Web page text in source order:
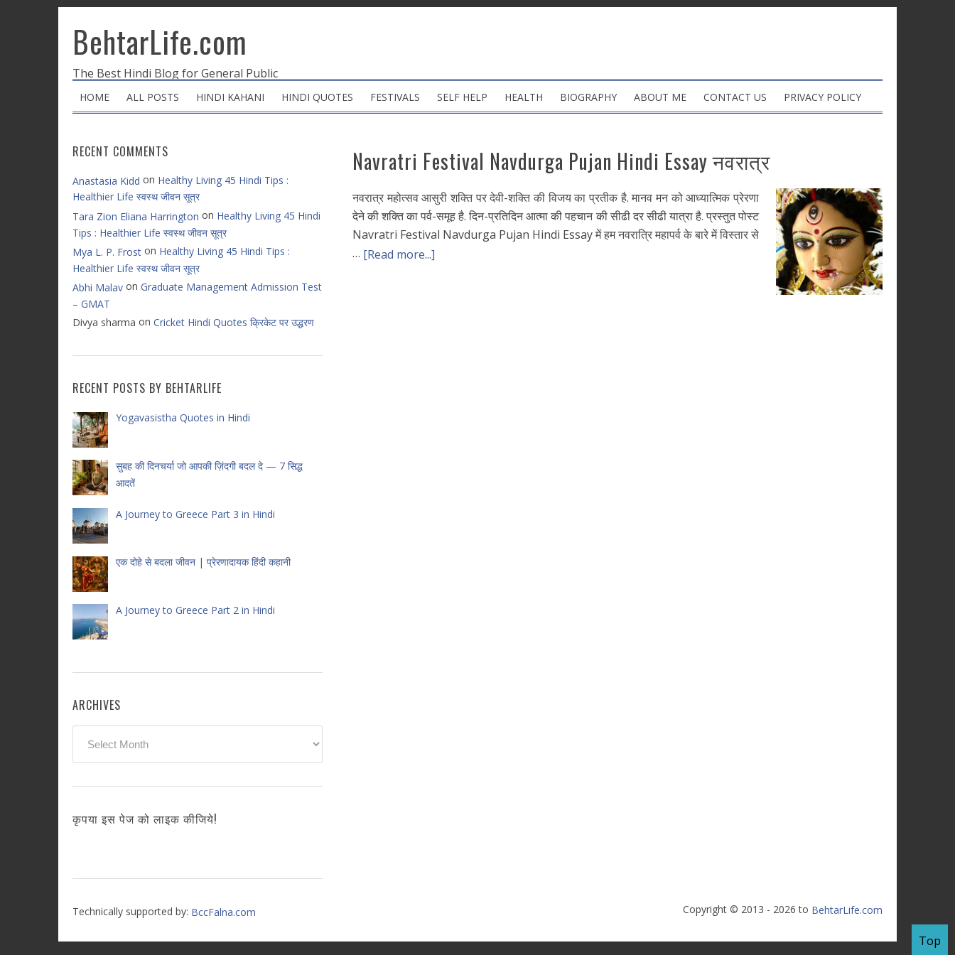
BehtarLife.com
The Best Hindi Blog for General Public
HOME ALL POSTS HINDI KAHANI HINDI QUOTES FESTIVALS SELF HELP HEALTH BIOGRAPHY ABOUT ME CONTACT US PRIVACY POLICY
Navratri Festival Navdurga Pujan Hindi Essay नवरात्र
नवरात्र महोत्सव आसुरी शक्ति पर देवी-शक्ति की विजय का प्रतीक है. मानव मन को आध्यात्मिक प्रेरणा
देने की शक्ति का पर्व-समूह है. दिन-प्रतिदिन आत्मा की पहचान की सीढी दर सीढी यात्रा है. प्रस्तुत पोस्ट
Navratri Festival Navdurga Pujan Hindi Essay में हम नवरात्रि महापर्व के बारे में विस्तार से
… [Read more...]
RECENT COMMENTS
Anastasia Kidd on Healthy Living 45 Hindi Tips :
Healthier Life स्वस्थ जीवन सूत्र
Tara Zion Eliana Harrington on Healthy Living 45 Hindi
Tips : Healthier Life स्वस्थ जीवन सूत्र
Mya L. P. Frost on Healthy Living 45 Hindi Tips :
Healthier Life स्वस्थ जीवन सूत्र
Abhi Malav on Graduate Management Admission Test
– GMAT
Divya sharma on Cricket Hindi Quotes क्रिकेट पर उद्धरण
RECENT POSTS BY BEHTARLIFE
Yogavasistha Quotes in Hindi
सुबह की दिनचर्या जो आपकी ज़िंदगी बदल दे — 7 सिद्ध
आदतें
A Journey to Greece Part 3 in Hindi
एक दोहे से बदला जीवन | प्रेरणादायक हिंदी कहानी
A Journey to Greece Part 2 in Hindi
ARCHIVES
कृपया इस पेज को लाइक कीजिये!
Technically supported by: BccFalna.com Copyright © 2013 - 2026 to BehtarLife.com
Top